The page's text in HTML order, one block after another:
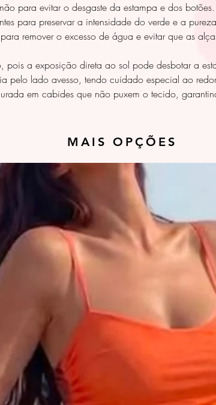
para evitar o desgaste da estampa e dos botões.
para preservar a intensidade do verde e a
remover o excesso de água e evitar que as
pois a exposição direta ao sol pode desbotar a
pelo lado avesso, tendo cuidado especial ao
em cabides que não puxem o tecido,
MAIS OPÇÕES